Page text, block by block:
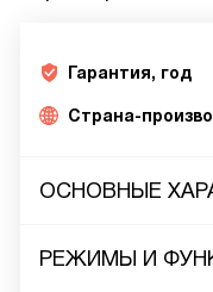
Гарантия, год
Страна-
ОСНОВНЫЕ
РЕЖИМЫ И